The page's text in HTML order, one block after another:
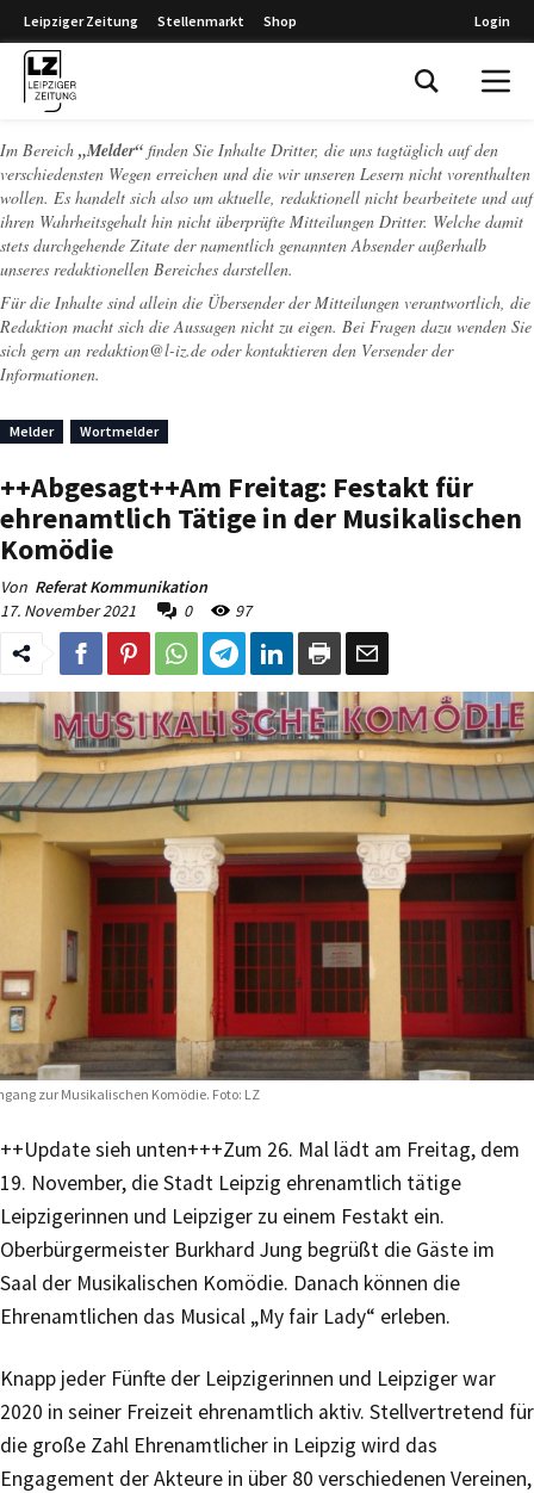
Leipziger Zeitung Stellenmarkt Shop Login
Im Bereich „Melder“ finden Sie Inhalte Dritter, die uns tagtäglich auf den
verschiedensten Wegen erreichen und die wir unseren Lesern nicht vorenthalten
wollen. Es handelt sich also um aktuelle, redaktionell nicht bearbeitete und auf
ihren Wahrheitsgehalt hin nicht überprüfte Mitteilungen Dritter. Welche damit
stets durchgehende Zitate der namentlich genannten Absender außerhalb
unseres redaktionellen Bereiches darstellen.
Für die Inhalte sind allein die Übersender der Mitteilungen verantwortlich, die
Redaktion macht sich die Aussagen nicht zu eigen. Bei Fragen dazu wenden Sie
sich gern an redaktion@l-iz.de oder kontaktieren den Versender der
Informationen.
Melder Wortmelder
++Abgesagt++Am Freitag: Festakt für
ehrenamtlich Tätige in der Musikalischen
Komödie
Von Referat Kommunikation
17. November 2021
0 97
zur Musikalischen Komödie. Foto: LZ
++Update sieh unten+++Zum 26. Mal lädt am Freitag, dem
19. November, die Stadt Leipzig ehrenamtlich tätige
Leipzigerinnen und Leipziger zu einem Festakt ein.
Oberbürgermeister Burkhard Jung begrüßt die Gäste im
Saal der Musikalischen Komödie. Danach können die
Ehrenamtlichen das Musical „My fair Lady“ erleben.
Knapp jeder Fünfte der Leipzigerinnen und Leipziger war
2020 in seiner Freizeit ehrenamtlich aktiv. Stellvertretend für
die große Zahl Ehrenamtlicher in Leipzig wird das
Engagement der Akteure in über 80 verschiedenen Vereinen,